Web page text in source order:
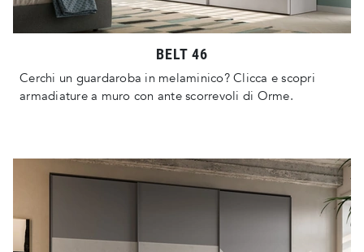
BELT 46
Cerchi un guardaroba in melaminico? Clicca e scopri
armadiature a muro con ante scorrevoli di Orme.